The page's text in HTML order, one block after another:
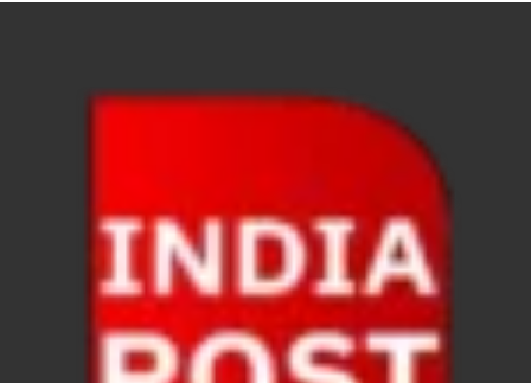
Indian Railway New Policy: ट्रेन में भी एयरपोर्ट जैसा
Soil To Silk Exhibition: सॉइल टू सिल्क’ की अनूठी
GST Sudhar Book: सामाजिक न्याय, आर्थिक समानता
UP BJP State President: पंकज चौधरी बने उत्तर प्रदेश
BJP Working President Nitin Nabin: कौन है नितिन
Ummeed Portal: उम्मीद पोर्टल पर यूपी ने रचा